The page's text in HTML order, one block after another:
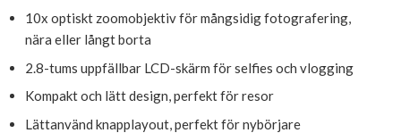
10x optiskt zoomobjektiv för mångsidig fotografering,
nära eller långt borta
2.8-tums uppfällbar LCD-skärm för selfies och vlogging
Kompakt och lätt design, perfekt för resor
Lättanvänd knapplayout, perfekt för nybörjare